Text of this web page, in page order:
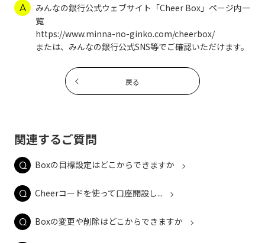
みんなの銀行公式ウェブサイト「Cheer Box」ページ内一
覧
https://www.minna-no-ginko.com/cheerbox/
または、みんなの銀行公式SNS等でご確認いただけます。
戻る
関連するご質問
Boxの目標設定はどこからできますか
Cheerコードを使って口座開設し...
Boxの変更や削除はどこからできますか